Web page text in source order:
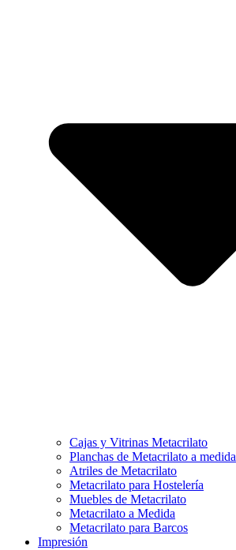
Cajas y Vitrinas Metacrilato
Planchas de Metacrilato a medida
Atriles de Metacrilato
Metacrilato para Hostelería
Muebles de Metacrilato
Metacrilato a Medida
Metacrilato para Barcos
Impresión